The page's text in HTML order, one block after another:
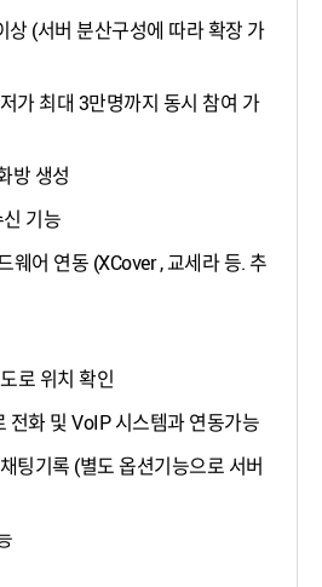
상 (서버 분산구성에 따라 확장 가
가 최대 3만명까지 동시 참여 가
방 생성
기능
웨어 연동 (XCover , 교세라 등. 추
로 위치 확인
전화 및 VoIP 시스템과 연동가능
팅기록 (별도 옵션기능으로 서버